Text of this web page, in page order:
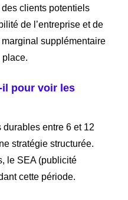
des clients potentiels
de l’entreprise et de
supplémentaire
place.
il pour voir les
durables entre 6 et 12
stratégie structurée.
le SEA (publicité
cette période.